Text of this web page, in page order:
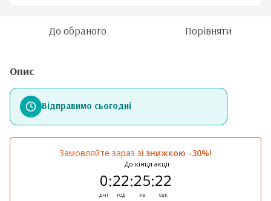
До обраного Порівняти
Опис
Відправимо сьогодні
Замовляйте зараз зі знижкою -30%!
До кінця акції
0
дні
:22
год
:25
хв
:22
сек